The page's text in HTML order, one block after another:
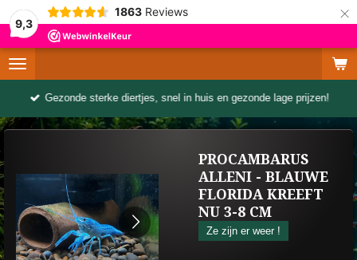
9,3
1863 Reviews ×
Gezonde sterke diertjes, snel in huis en gezonde lage prijzen!
PROCAMBARUS
ALLENI - BLAUWE
FLORIDA KREEFT
NU 3-8 CM
Ze zijn er weer !